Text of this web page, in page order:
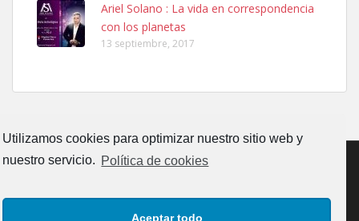
Utilizamos cookies para optimizar nuestro sitio web y
nuestro servicio. Política de cookies
Aceptar todo
Ninfa perdida
El día 5 se los perdió una ninfa papillera, asustada tiene miedo a la
calle, se perdió por la zon...
Adopcion
Busco casa de acogida para mi perrita ya que por temas de trabajo
Ariel Solano : La vida en correspondencia
con los planetas
13 septiembre, 2017